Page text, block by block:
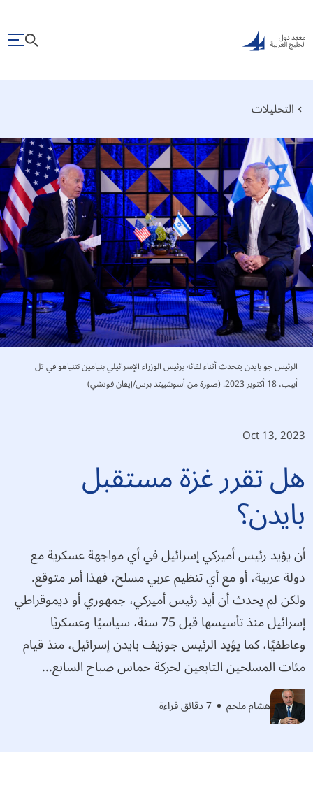
التحليلات
Oct 13, 2023
هل تقرر غزة مستقبل
بايدن؟
أن يؤيد رئيس أميركي إسرائيل في أي مواجهة عسكرية مع
دولة عربية، أو مع أي تنظيم عربي مسلح، فهذا أمر متوقع.
ولكن لم يحدث أن أيد رئيس أميركي، جمهوري أو ديموقراطي
إسرائيل منذ تأسيسها قبل 75 سنة، سياسيًا وعسكريًا
وعاطفيًا، كما يؤيد الرئيس جوزيف بايدن إسرائيل، منذ قيام
مئات المسلحين التابعين لحركة حماس صباح السابع...
هشام ملحم 7 دقائق قراءة
الرئيس جو بايدن يتحدث أثناء لقائه برئيس الوزراء الإسرائيلي بنيامين نتنياهو في تل
أبيب، 18 أكتوبر 2023. (صورة من أسوشييتد برس/إيفان فوتشي)